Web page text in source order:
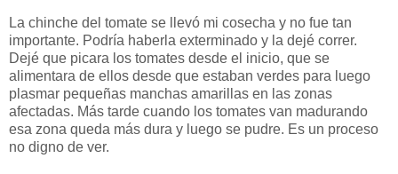
La chinche del tomate se llevó mi cosecha y no fue tan
importante. Podría haberla exterminado y la dejé correr.
Dejé que picara los tomates desde el inicio, que se
alimentara de ellos desde que estaban verdes para luego
plasmar pequeñas manchas amarillas en las zonas
afectadas. Más tarde cuando los tomates van madurando
esa zona queda más dura y luego se pudre. Es un proceso
no digno de ver.